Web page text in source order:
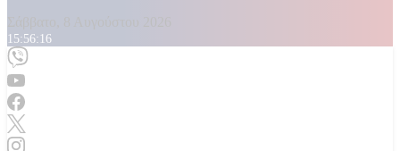
15:56:18